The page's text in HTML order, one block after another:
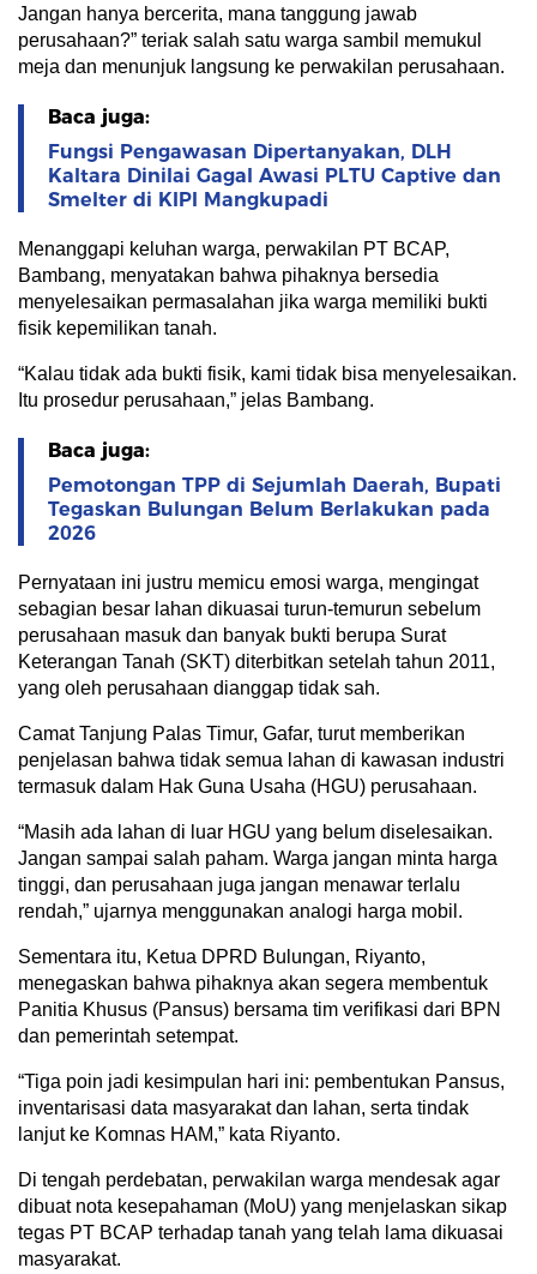
Jangan hanya bercerita, mana tanggung jawab
perusahaan?” teriak salah satu warga sambil memukul
meja dan menunjuk langsung ke perwakilan perusahaan.
Baca juga:
Fungsi Pengawasan Dipertanyakan, DLH
Kaltara Dinilai Gagal Awasi PLTU Captive dan
Smelter di KIPI Mangkupadi
Menanggapi keluhan warga, perwakilan PT BCAP,
Bambang, menyatakan bahwa pihaknya bersedia
menyelesaikan permasalahan jika warga memiliki bukti
fisik kepemilikan tanah.
“Kalau tidak ada bukti fisik, kami tidak bisa menyelesaikan.
Itu prosedur perusahaan,” jelas Bambang.
Baca juga:
Pemotongan TPP di Sejumlah Daerah, Bupati
Tegaskan Bulungan Belum Berlakukan pada
2026
Pernyataan ini justru memicu emosi warga, mengingat
sebagian besar lahan dikuasai turun-temurun sebelum
perusahaan masuk dan banyak bukti berupa Surat
Keterangan Tanah (SKT) diterbitkan setelah tahun 2011,
yang oleh perusahaan dianggap tidak sah.
Camat Tanjung Palas Timur, Gafar, turut memberikan
penjelasan bahwa tidak semua lahan di kawasan industri
termasuk dalam Hak Guna Usaha (HGU) perusahaan.
“Masih ada lahan di luar HGU yang belum diselesaikan.
Jangan sampai salah paham. Warga jangan minta harga
tinggi, dan perusahaan juga jangan menawar terlalu
rendah,” ujarnya menggunakan analogi harga mobil.
Sementara itu, Ketua DPRD Bulungan, Riyanto,
menegaskan bahwa pihaknya akan segera membentuk
Panitia Khusus (Pansus) bersama tim verifikasi dari BPN
dan pemerintah setempat.
“Tiga poin jadi kesimpulan hari ini: pembentukan Pansus,
inventarisasi data masyarakat dan lahan, serta tindak
lanjut ke Komnas HAM,” kata Riyanto.
Di tengah perdebatan, perwakilan warga mendesak agar
dibuat nota kesepahaman (MoU) yang menjelaskan sikap
tegas PT BCAP terhadap tanah yang telah lama dikuasai
masyarakat.